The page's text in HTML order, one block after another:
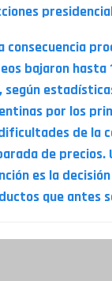
consecuencia
bajaron hasta
según
por los
de la
de precios.
es la
que antes